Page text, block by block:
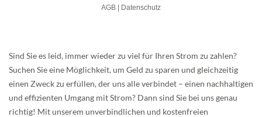
Sind Sie es leid, immer wieder zu viel für Ihren Strom zu zahlen?
Suchen Sie eine Möglichkeit, um Geld zu sparen und gleichzeitig
einen Zweck zu erfüllen, der uns alle verbindet – einen nachhaltigen
und effizienten Umgang mit Strom? Dann sind Sie bei uns genau
richtig! Mit unserem unverbindlichen und kostenfreien